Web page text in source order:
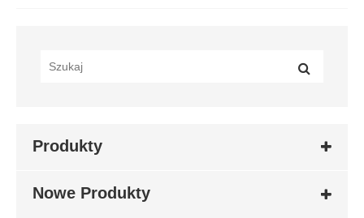
Produkty
Nowe Produkty